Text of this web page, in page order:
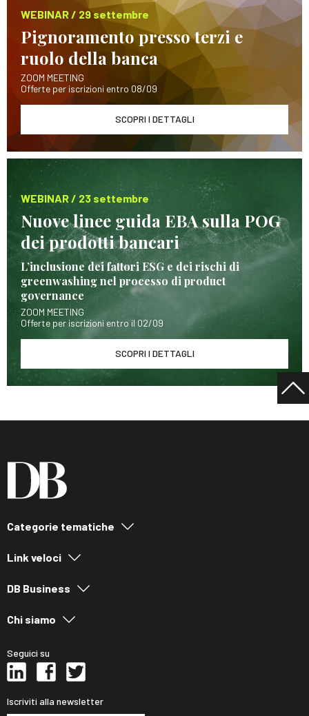
WEBINAR / 29 settembre
Pignoramento presso terzi e
ruolo della banca
ZOOM MEETING
Offerte per iscrizioni entro 08/09
SCOPRI I DETTAGLI
WEBINAR / 23 settembre
Nuove linee guida EBA sulla POG
dei prodotti bancari
L’inclusione dei fattori ESG e dei rischi di
greenwashing nel processo di product
governance
ZOOM MEETING
Offerte per iscrizioni entro il 02/09
SCOPRI I DETTAGLI
Categorie tematiche
Link veloci
DB Business
Chi siamo
Seguici su
Iscriviti alla newsletter